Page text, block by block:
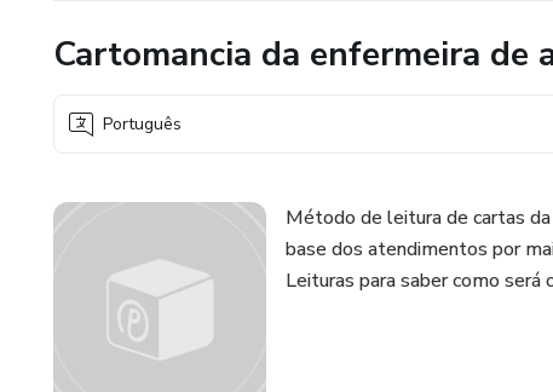
Cartomancia da enfermeira de
Português
Método de leitura de cartas
base dos atendimentos por
Leituras para saber como será